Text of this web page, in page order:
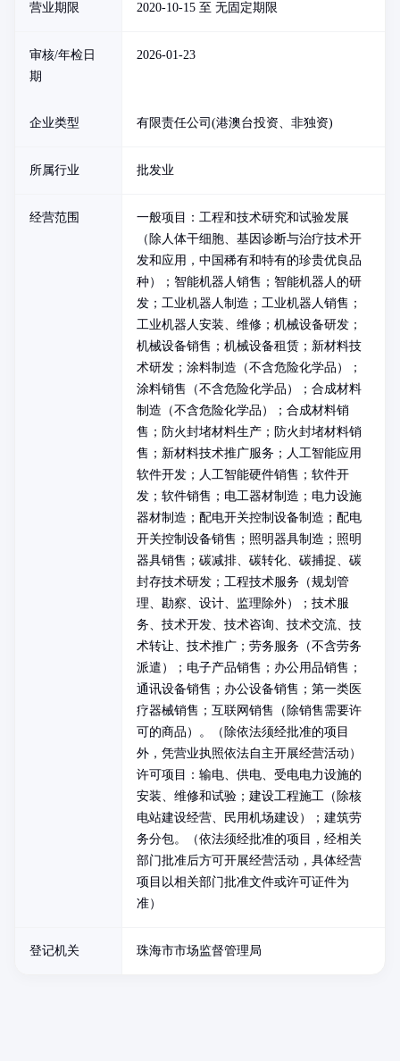
营业期限 2020-10-15 至 无固定期限
审核/年检日
期
2026-01-23
企业类型 有限责任公司(港澳台投资、非独资)
所属行业 批发业
经营范围
一般项目：工程和技术研究和试验发展
（除人体干细胞、基因诊断与治疗技术开
发和应用，中国稀有和特有的珍贵优良品
种）；智能机器人销售；智能机器人的研
发；工业机器人制造；工业机器人销售；
工业机器人安装、维修；机械设备研发；
机械设备销售；机械设备租赁；新材料技
术研发；涂料制造（不含危险化学品）；
涂料销售（不含危险化学品）；合成材料
制造（不含危险化学品）；合成材料销
售；防火封堵材料生产；防火封堵材料销
售；新材料技术推广服务；人工智能应用
软件开发；人工智能硬件销售；软件开
发；软件销售；电工器材制造；电力设施
器材制造；配电开关控制设备制造；配电
开关控制设备销售；照明器具制造；照明
器具销售；碳减排、碳转化、碳捕捉、碳
封存技术研发；工程技术服务（规划管
理、勘察、设计、监理除外）；技术服
务、技术开发、技术咨询、技术交流、技
术转让、技术推广；劳务服务（不含劳务
派遣）；电子产品销售；办公用品销售；
通讯设备销售；办公设备销售；第一类医
疗器械销售；互联网销售（除销售需要许
可的商品）。（除依法须经批准的项目
外，凭营业执照依法自主开展经营活动）
许可项目：输电、供电、受电电力设施的
安装、维修和试验；建设工程施工（除核
电站建设经营、民用机场建设）；建筑劳
务分包。（依法须经批准的项目，经相关
部门批准后方可开展经营活动，具体经营
项目以相关部门批准文件或许可证件为
准）
登记机关 珠海市市场监督管理局